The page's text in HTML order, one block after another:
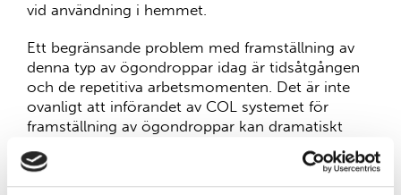
vid användning i hemmet.
Ett begränsande problem med framställning av
denna typ av ögondroppar idag är tidsåtgången
och de repetitiva arbetsmomenten. Det är inte
ovanligt att införandet av COL systemet för
framställning av ögondroppar kan dramatiskt
öka produktiviteten jämfört med traditionell
framställningsteknik. I tillägg blir framställningen
betydligt enklare för personal på laboratoriet